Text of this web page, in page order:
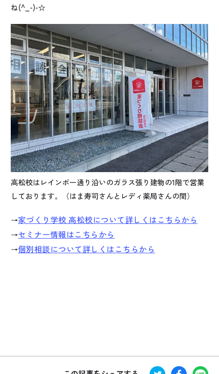
ね(^_-)-☆
高松校はレインボー通り沿いのガラス張り建物の1階で営業
しております。（はま寿司さんとレディ薬局さんの間）
→家づくり学校 高松校について詳しくはこちらから
→セミナー情報はこちらから
→個別相談について詳しくはこちらから